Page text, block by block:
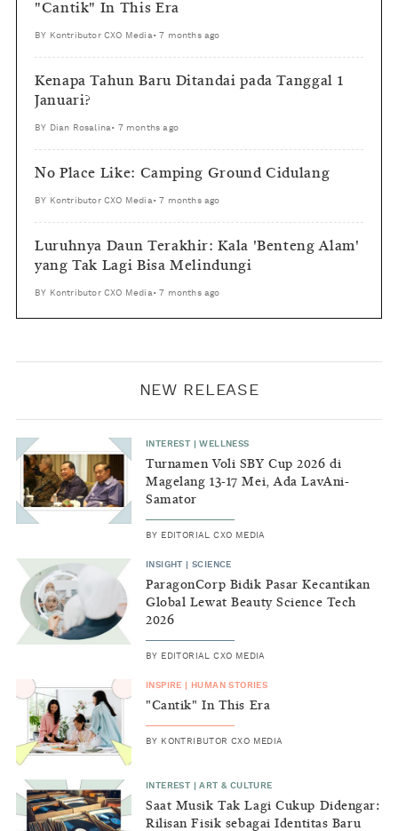
"Cantik" In This Era
BY Kontributor CXO Media •7 months ago
Kenapa Tahun Baru Ditandai pada Tanggal 1
Januari?
BY Dian Rosalina • 7 months ago
No Place Like: Camping Ground Cidulang
BY Kontributor CXO Media •7 months ago
Luruhnya Daun Terakhir: Kala 'Benteng Alam'
yang Tak Lagi Bisa Melindungi
BY Kontributor CXO Media •7 months ago
NEW RELEASE
INTEREST |WELLNESS
Turnamen Voli SBY Cup 2026 di
Magelang 13-17 Mei, Ada LavAni-
Samator
BY EDITORIAL CXO MEDIA
INSIGHT |SCIENCE
ParagonCorp Bidik Pasar Kecantikan
Global Lewat Beauty Science Tech
2026
BY EDITORIAL CXO MEDIA
INSPIRE HUMAN STORIES
"Cantik" In This Era
BY KONTRIBUTOR CXO MEDIA
INTEREST |ART & CULTURE
Saat Musik Tak Lagi Cukup Didengar:
Rilisan Fisik sebagai Identitas Baru